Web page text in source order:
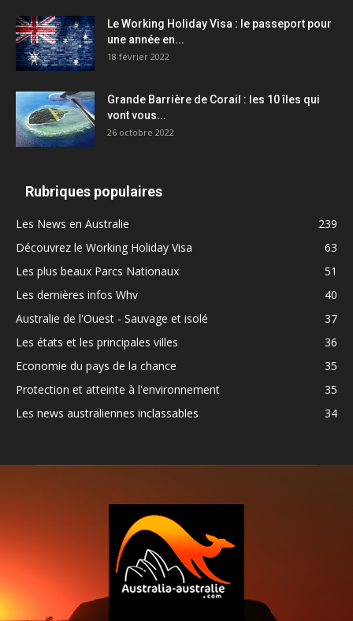
Le Working Holiday Visa : le passeport pour
une année en...
18 février 2022
Grande Barrière de Corail : les 10 îles qui
vont vous...
26 octobre 2022
Rubriques populaires
Les News en Australie
239
Découvrez le Working Holiday Visa
63
Les plus beaux Parcs Nationaux
51
Les dernières infos Whv
40
Australie de l'Ouest - Sauvage et isolé
37
Les états et les principales villes
36
Economie du pays de la chance
35
Protection et atteinte à l'environnement
35
Les news australiennes inclassables
34